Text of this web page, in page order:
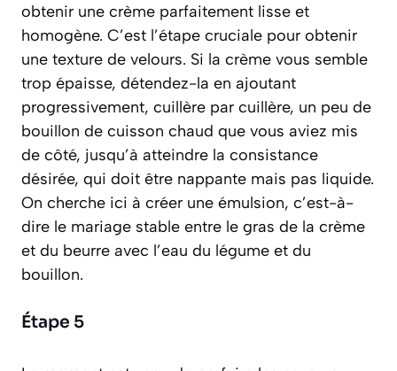
obtenir une crème parfaitement lisse et
homogène. C’est l’étape cruciale pour obtenir
une texture de velours. Si la crème vous semble
trop épaisse, détendez-la en ajoutant
progressivement, cuillère par cuillère, un peu de
bouillon de cuisson chaud que vous aviez mis
de côté, jusqu’à atteindre la consistance
désirée, qui doit être nappante mais pas liquide.
On cherche ici à créer une émulsion, c’est-à-
dire le mariage stable entre le gras de la crème
et du beurre avec l’eau du légume et du
bouillon.
Étape 5